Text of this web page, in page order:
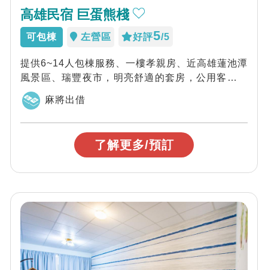
高雄民宿 巨蛋熊棧
可包棟 左營區 好評5/5
提供6~14人包棟服務、一樓孝親房、近高雄蓮池潭
風景區、瑞豐夜市，明亮舒適的套房，公用客廳。
提供包棟服務，家族旅遊的優質推薦。
麻將出借
了解更多/預訂